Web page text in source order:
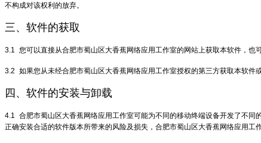
不构成对该权利的放弃。
三、软件的获取
3.1 您可以直接从合肥市蜀山区大香蕉网络应用工作室的网站上获取本软件，也
3.2 如果您从未经合肥市蜀山区大香蕉网络应用工作室授权的第三方获取本软
四、软件的安装与卸载
4.1 合肥市蜀山区大香蕉网络应用工作室可能为不同的移动终端设备开发了不
正确安装合适的软件版本所带来的风险及损失，合肥市蜀山区大香蕉网络应用工